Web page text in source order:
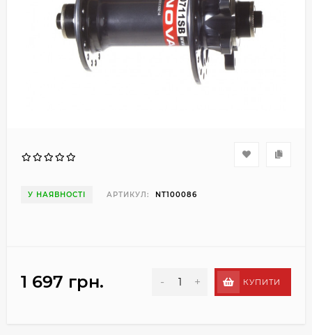
У НАЯВНОСТІ АРТИКУЛ: NT100086
1 697 грн. - + КУПИТИ